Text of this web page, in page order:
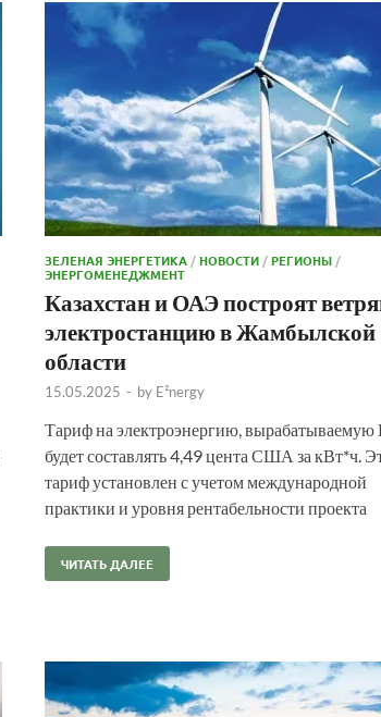
ЗЕЛЕНАЯ ЭНЕРГЕТИКА /НОВОСТИ /РЕГИОНЫ /
ЭНЕРГОМЕНЕДЖМЕНТ
Казахстан и ОАЭ построят
электростанцию в Жамбылской
области
15.05.2025 - by E²nergy
Тариф на электроэнергию, вырабатываемую
будет составлять 4,49 цента США за кВт*ч.
тариф установлен с учетом международной
практики и уровня рентабельности проекта
ЧИТАТЬ ДАЛЕЕ